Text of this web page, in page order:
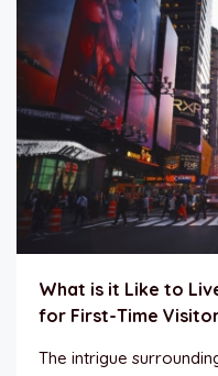
What is it Like to
for First-Time
The intrigue